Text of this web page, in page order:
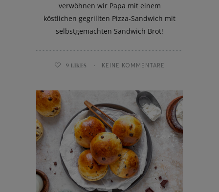
verwöhnen wir Papa mit einem
köstlichen gegrillten Pizza-Sandwich mit
selbstgemachten Sandwich Brot!
9 LIKES KEINE KOMMENTARE